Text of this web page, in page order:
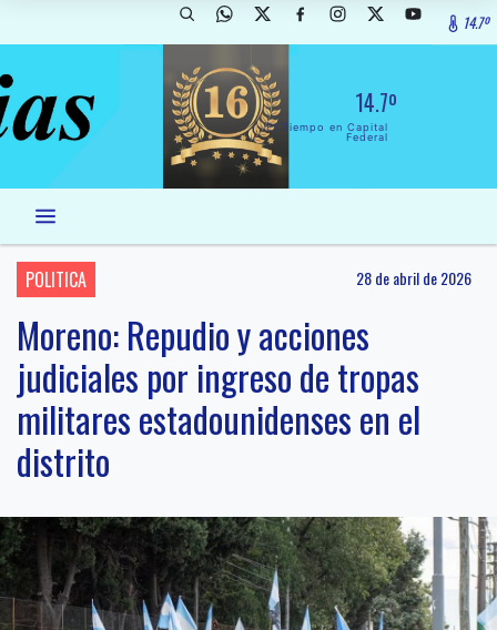
14.7º
14.7º
El Tiempo en Capital
Federal
POLITICA 28 de abril de 2026
Moreno: Repudio y acciones
judiciales por ingreso de tropas
militares estadounidenses en el
distrito